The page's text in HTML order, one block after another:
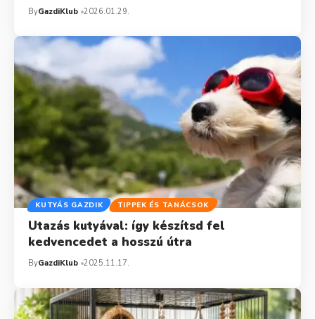
ByGazdiKlub 2026.01.29.
KUTYÁS GAZDIK TIPPEK ÉS TANÁCSOK
Utazás kutyával: így készítsd fel
kedvencedet a hosszú útra
ByGazdiKlub 2025.11.17.